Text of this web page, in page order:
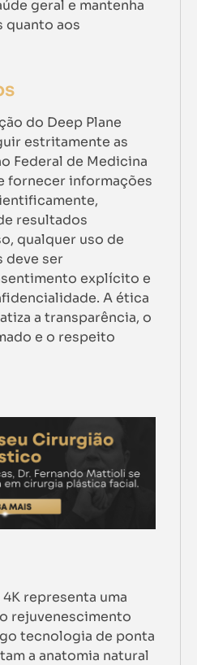
geral e mantenha
quanto aos
do Deep Plane
estritamente as
Federal de Medicina
fornecer informações
resultados
qualquer uso de
deve ser
explícito e
A ética
a transparência, o
e o respeito
representa uma
rejuvenescimento
tecnologia de ponta
a anatomia natural